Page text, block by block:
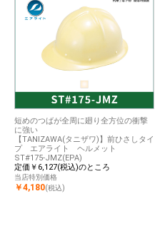
短めのつばが全周に廻り全方位の衝撃
に強い
【TANIZAWA(タニザワ)】前ひさしタイ
プ エアライト ヘルメット
ST#175-JMZ(EPA)
定価￥6,127(税込)のところ
当店特別価格
￥4,180(税込)